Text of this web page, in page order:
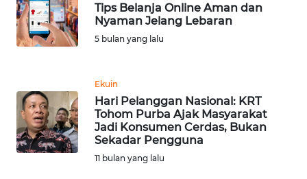
Tips Belanja Online Aman dan
Nyaman Jelang Lebaran
5 bulan yang lalu
Ekuin
Hari Pelanggan Nasional: KRT
Tohom Purba Ajak Masyarakat
Jadi Konsumen Cerdas, Bukan
Sekadar Pengguna
11 bulan yang lalu
PEDOMAN
MEDIA
SIBER
KARIR
DISCLAIMER